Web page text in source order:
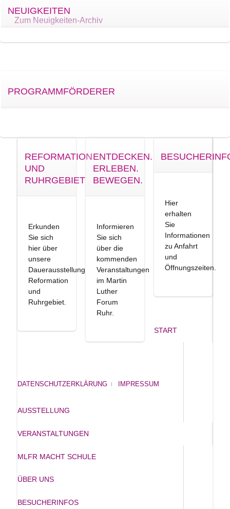
NEUIGKEITEN
Zum Neuigkeiten-Archiv
PROGRAMMFÖRDERER
REFORMATION
UND
RUHRGEBIET
Erkunden
Sie sich
hier über
unsere
Dauerausstellung
Reformation
und
Ruhrgebiet.
ENTDECKEN.
ERLEBEN.
BEWEGEN.
Informieren
Sie sich
über die
kommenden
Veranstaltungen
im Martin
Luther
Forum
Ruhr.
Hier
erhalten
Sie
Informationen
zu Anfahrt
und
Öffnungszeiten.
DATENSCHUTZERKLÄRUNG IMPRESSUM
START
AUSSTELLUNG
VERANSTALTUNGEN
MLFR MACHT SCHULE
ÜBER UNS
BESUCHERINFOS